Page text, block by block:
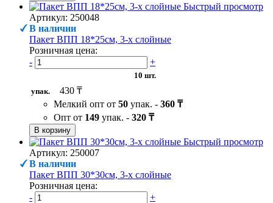
Быстрый просмотр
Артикул: 250048
В наличии
Пакет ВПП 18*25см, 3-х слойные
Розничная цена:
-
+
10 шт.
упак.
430 ₸
Мелкий опт от 50 упак. - 360 ₸
Опт от 149 упак. - 320 ₸
В корзину
Быстрый просмотр
Артикул: 250007
В наличии
Пакет ВПП 30*30см, 3-х слойные
Розничная цена:
-
+